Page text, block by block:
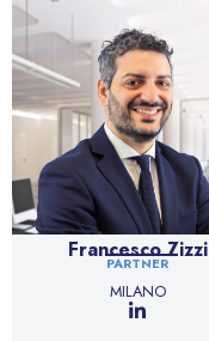
Francesco Zizzi
PARTNER
MILANO